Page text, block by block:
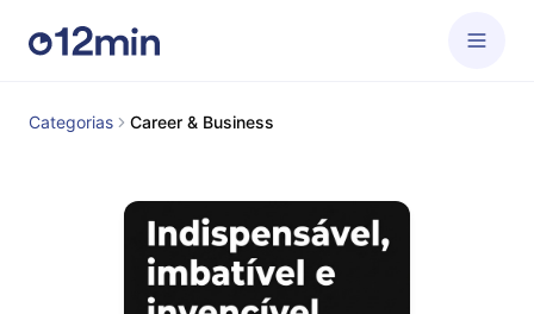
Categorias Career & Business